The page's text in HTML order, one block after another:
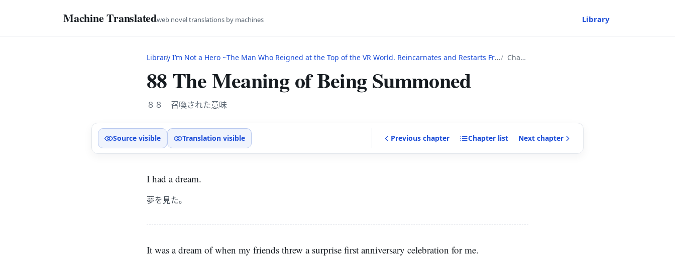
Machine Translatedweb novel translations by machines Library
Library I’m Not a Hero ~The Man Who Reigned at the Top of the VR World. Reincarnates and Restarts From Level 1 as Classless~ Chapter
88 The Meaning of Being Summoned
８８ 召喚された意味
Source visible Translation visible Previous chapter Chapter list Next chapter
I had a dream.
夢を見た。
It was a dream of when my friends threw a surprise first anniversary celebration for me.